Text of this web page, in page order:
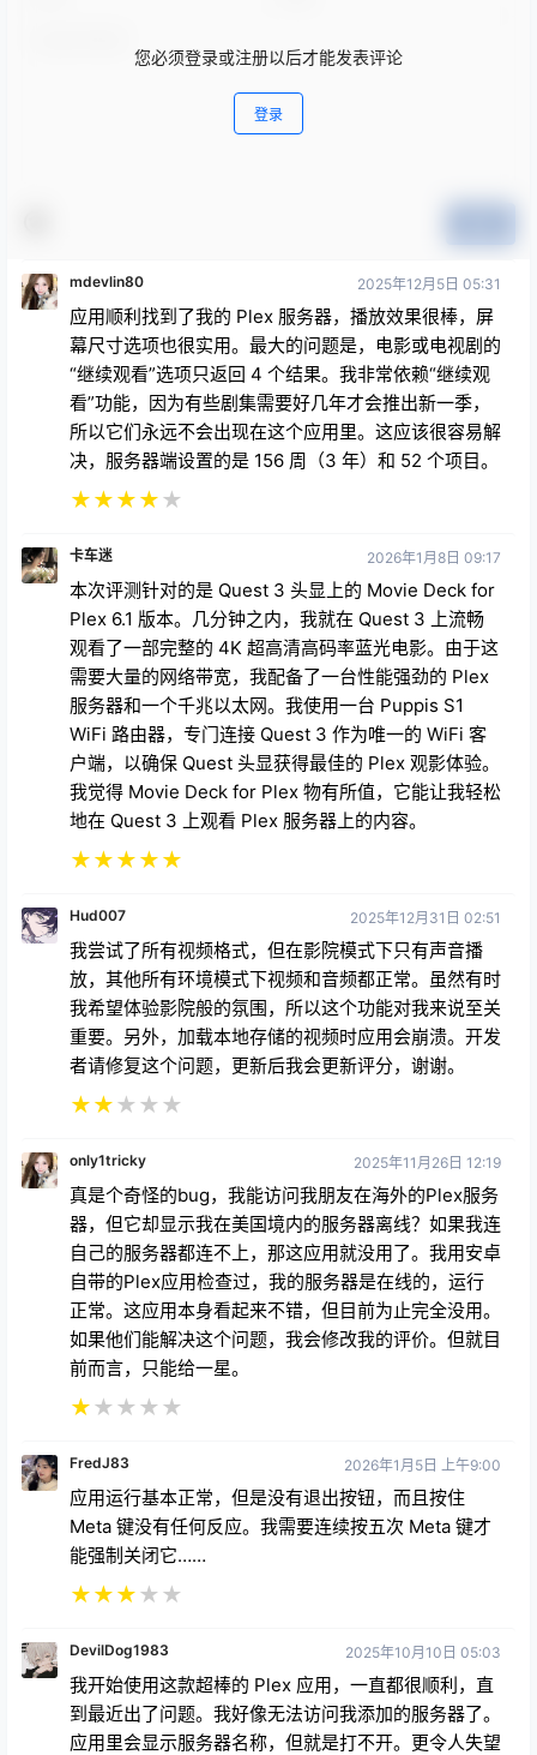
您必须登录或注册以后才能发表评论
登录
mdevlin80 2025年12月5日 05:31
应用顺利找到了我的 Plex 服务器，播放效果很棒，屏
幕尺寸选项也很实用。最大的问题是，电影或电视剧的
“继续观看”选项只返回 4 个结果。我非常依赖“继续观
看”功能，因为有些剧集需要好几年才会推出新一季，
所以它们永远不会出现在这个应用里。这应该很容易解
决，服务器端设置的是 156 周（3 年）和 52 个项目。
★★★★★
卡车迷 2026年1月8日 09:17
本次评测针对的是 Quest 3 头显上的 Movie Deck for
Plex 6.1 版本。几分钟之内，我就在 Quest 3 上流畅
观看了一部完整的 4K 超高清高码率蓝光电影。由于这
需要大量的网络带宽，我配备了一台性能强劲的 Plex
服务器和一个千兆以太网。我使用一台 Puppis S1
WiFi 路由器，专门连接 Quest 3 作为唯一的 WiFi 客
户端，以确保 Quest 头显获得最佳的 Plex 观影体验。
我觉得 Movie Deck for Plex 物有所值，它能让我轻松
地在 Quest 3 上观看 Plex 服务器上的内容。
★★★★★
Hud007 2025年12月31日 02:51
我尝试了所有视频格式，但在影院模式下只有声音播
放，其他所有环境模式下视频和音频都正常。虽然有时
我希望体验影院般的氛围，所以这个功能对我来说至关
重要。另外，加载本地存储的视频时应用会崩溃。开发
者请修复这个问题，更新后我会更新评分，谢谢。
★★★ ★ ★
only1tricky 2025年11月26日 12:19
真是个奇怪的bug，我能访问我朋友在海外的Plex服务
器，但它却显示我在美国境内的服务器离线？如果我连
自己的服务器都连不上，那这应用就没用了。我用安卓
自带的Plex应用检查过，我的服务器是在线的，运行
正常。这应用本身看起来不错，但目前为止完全没用。
如果他们能解决这个问题，我会修改我的评价。但就目
前而言，只能给一星。
★★ ★ ★ ★
FredJ83 2026年1月5日 上午9:00
应用运行基本正常，但是没有退出按钮，而且按住
Meta 键没有任何反应。我需要连续按五次 Meta 键才
能强制关闭它……
★★★★ ★
DevilDog1983 2025年10月10日 05:03
我开始使用这款超棒的 Plex 应用，一直都很顺利，直
到最近出了问题。我好像无法访问我添加的服务器了。
应用里会显示服务器名称，但就是打不开。更令人失望